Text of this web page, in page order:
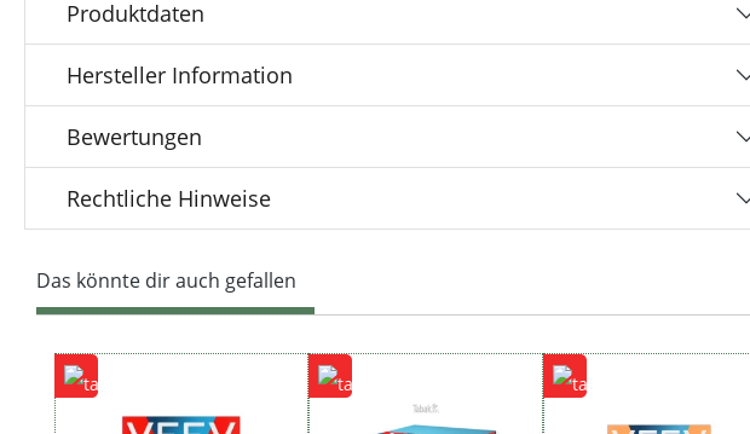
Produktdaten
Hersteller Information
Bewertungen
Rechtliche Hinweise
Das könnte dir auch gefallen
Produktgalerie überspringen